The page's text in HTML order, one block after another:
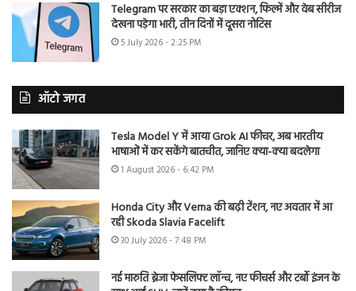
Telegram पर सरकार का बड़ा एक्शन, फिल्में और वेब सीरीज
देखना पड़ेगा भारी, तीन दिनों में दूसरा नोटिस
5 July 2026 - 2:25 PM
ऑटो जगत
Tesla Model Y में आया Grok AI फीचर, अब भारतीय
भाषाओं में कर सकेंगे बातचीत, जानिए क्या-क्या बदलेगा
1 August 2026 - 6:42 PM
Honda City और Verna की बढ़ी टेंशन, नए अवतार में आ
रही Skoda Slavia Facelift
30 July 2026 - 7:48 PM
नई मारुति ब्रेजा फेसलिफ्ट लॉन्च, नए फीचर्स और टर्बो इंजन के